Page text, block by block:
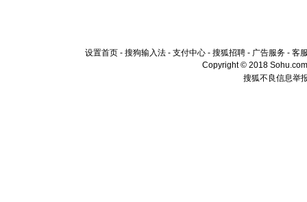
设置首页 - 搜狗输入法 - 支付中心 - 搜狐招聘 - 广告服务 - 客
Copyright © 2018
搜狐不良信息举